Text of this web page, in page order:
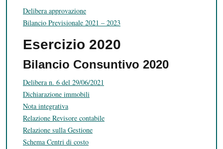
Delibera approvazione
Bilancio Previsionale 2021 – 2023
Esercizio 2020
Bilancio Consuntivo 2020
Delibera n. 6 del 29/06/2021
Dichiarazione immobili
Nota integrativa
Relazione Revisore contabile
Relazione sulla Gestione
Schema Centri di costo